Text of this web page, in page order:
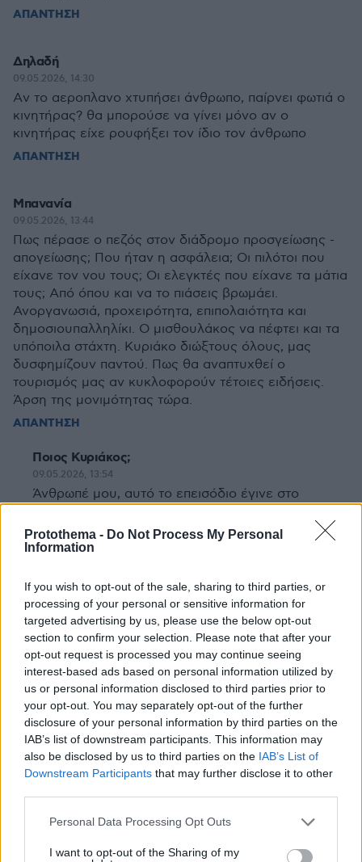
Protothema - Do Not Process My Personal
Information
If you wish to opt-out of the sale, sharing to third parties, or
processing of your personal or sensitive information for
targeted advertising by us, please use the below opt-out
section to confirm your selection. Please note that after your
opt-out request is processed you may continue seeing
interest-based ads based on personal information utilized by
us or personal information disclosed to third parties prior to
your opt-out. You may separately opt-out of the further
disclosure of your personal information by third parties on the
IAB’s list of downstream participants. This information may
also be disclosed by us to third parties on the IAB’s List of
Downstream Participants that may further disclose it to other
Please note that this website/app uses one or more Google
not limited to your visit or usage behaviour. You may click to
Personal Data Processing Opt Outs
I want to opt-out of the Sharing of my
ΑΠΑΝΤΗΣΗ
Δηλαδή
09.05.2026, 14:30
Aν το αεροπλανο χτυπήσει άνθρωπο, παίρνει φωτιά ο
κινητήρας? θα μπορούσε να γίνει μόνο αν ο
κινητήρας είχε ρουφήξει τον ίδιο τον άνθρωπο
ΑΠΑΝΤΗΣΗ
Μπανανία
09.05.2026, 13:44
Πως πέρασε ο πεζός στον διάδρομο προσγείωσης -
απογείωσης; Που ήταν η ασφάλεια; Οι πιλότοι που
είχανε τον νου τους; Οι ελεγκτές που είχανε τα μάτια
τους; Από όπου και να το πιάσεις βρωμάει.
Ανοργανωσιά, προχειρότητα, επιπολαιότητα και
δημοσιουπαλληλίκι. Ο μισθουλάκος να πέφτει και τα
υπόποιλα στάχτη. Κυριάκο διώξτους όλους, μας
δυσφημίζουν παντού. Πως θα αναπτυχθεί ο
τουρισμός μας αν κυκλοφορούν τέτοιες ειδήσεις.
Άρση της μονιμότητας τώρα.
ΑΠΑΝΤΗΣΗ
Ποιος Κυριάκος;
09.05.2026, 13:54
Άνθρωπέ μου, αυτό το επεισόδιο έγινε στο
Μπορείς να διαβάσεις πριν αρχίσεις να γράφεις;
ΑΠΑΝΤΗΣΗ
Σκέψου Λίγο
09.05.2026, 14:01
Πας καθόλου καλά ανθρωπε μου; Την ώρα της
απογείωσης, τι θα δουν οι πιλότοι; Με 140
κόμβους μπορούν να δουν ή να φρενάρουν; Ο
πύργος ελέγχου μπορεί να δει έναν άνθρωπο
στην πίστα, ειδικά στο Ντένβερ που είναι το
μεργαλύτερο σε έκταση αεροδρόμιο στην Βόρεια
Αμερική; Φταίει καθαρά ο άνθρωπος. Τι δουλειά
είχε βραδιάτικα στον διάδρομο
ηρεμησε
09.05.2026, 13:47